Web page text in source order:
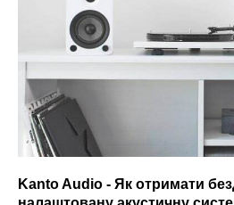
Kanto Audio - Як отримати